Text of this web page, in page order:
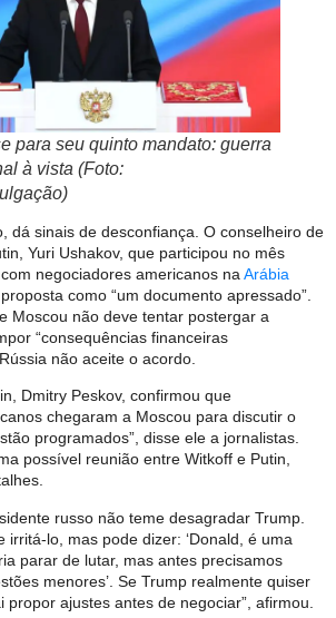
para seu quinto mandato: guerra
à vista (Foto:
dá sinais de desconfiança. O conselheiro de
Yuri Ushakov, que participou no mês
negociadores americanos na Arábia
proposta como “um documento apressado”.
Moscou não deve tentar postergar a
“consequências financeiras
não aceite o acordo.
Dmitry Peskov, confirmou que
chegaram a Moscou para discutir o
programados”, disse ele a jornalistas.
possível reunião entre Witkoff e Putin,
russo não teme desagradar Trump.
irritá-lo, mas pode dizer: ‘Donald, é uma
parar de lutar, mas antes precisamos
menores’. Se Trump realmente quiser
propor ajustes antes de negociar”, afirmou.